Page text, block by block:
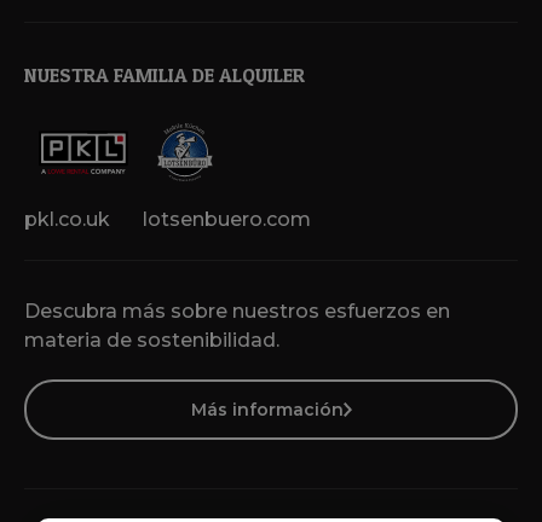
Descubra más sobre nuestros esfuerzos en
materia de sostenibilidad.
Más información
NUESTRA FAMILIA DE ALQUILER
pkl.co.uk lotsenbuero.com